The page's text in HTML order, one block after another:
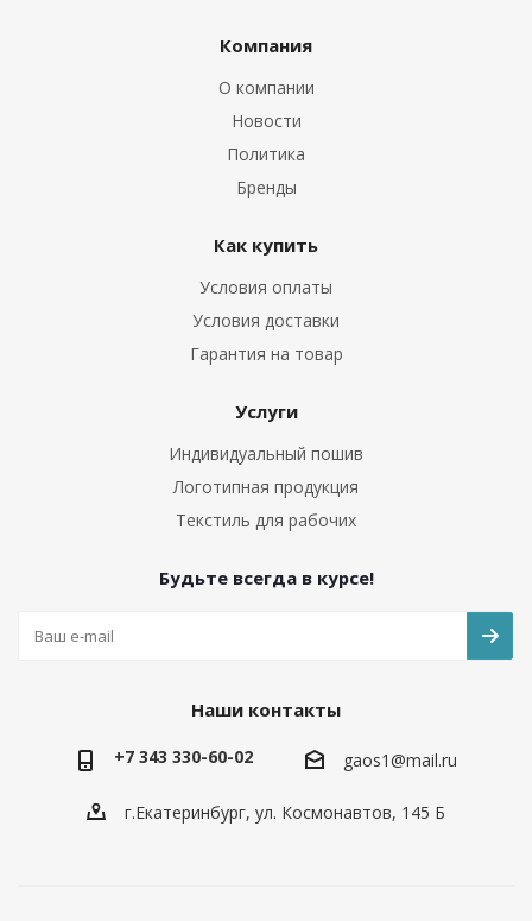
Компания
О компании
Новости
Политика
Бренды
Как купить
Условия оплаты
Условия доставки
Гарантия на товар
Услуги
Индивидуальный пошив
Логотипная продукция
Текстиль для рабочих
Будьте всегда в курсе!
Наши контакты
+7 343 330-60-02 gaos1@mail.ru
г.Екатеринбург, ул. Космонавтов, 145 Б